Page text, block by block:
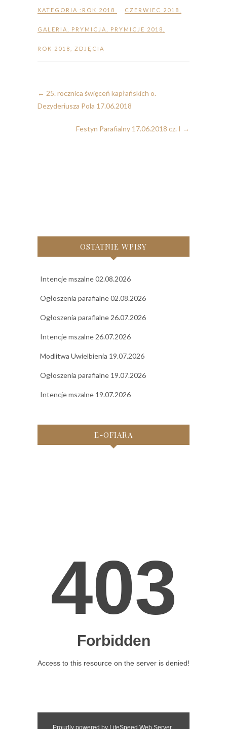
KATEGORIA : ROK 2018 CZERWIEC 2018
GALERIA PRYMICJA PRYMICJE 2018
ROK 2018 ZDJĘCIA
← 25. rocznica święceń kapłańskich o.
Dezyderiusza Pola 17.06.2018
Festyn Parafialny 17.06.2018 cz. I →
OSTATNIE WPISY
Intencje mszalne 02.08.2026
Ogłoszenia parafialne 02.08.2026
Ogłoszenia parafialne 26.07.2026
Intencje mszalne 26.07.2026
Modlitwa Uwielbienia 19.07.2026
Ogłoszenia parafialne 19.07.2026
Intencje mszalne 19.07.2026
E-OFIARA